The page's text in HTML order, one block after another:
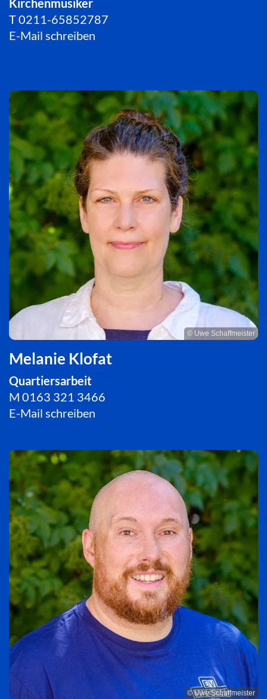
Kirchenmusiker
T0211-65852787
E-Mail schreiben
© Uwe Schaffmeister
Melanie Klofat
Quartiersarbeit
M 0163 321 3466
E-Mail schreiben
© Uwe Schaffmeister